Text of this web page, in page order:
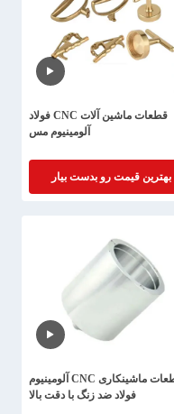
قطعات ماشین آلات CNC فولاد
آلومینیوم مس
بهترین قیمت رو بدست بیار
قطعات ماشینکاری CNC آلومینیوم
فولاد ضد زنگ با دقت بالا